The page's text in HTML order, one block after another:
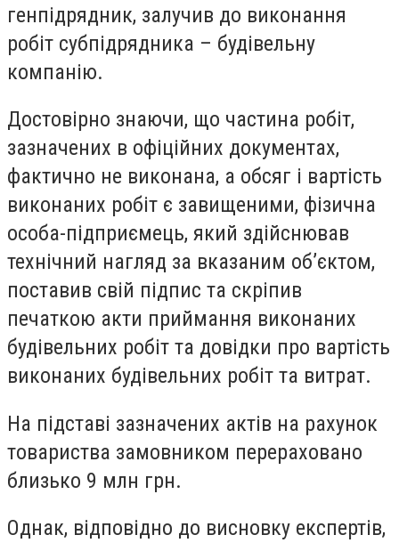
генпідрядник, залучив до виконання
робіт субпідрядника – будівельну
компанію.
Достовірно знаючи, що частина робіт,
зазначених в офіційних документах,
фактично не виконана, а обсяг і вартість
виконаних робіт є завищеними, фізична
особа-підприємець, який здійснював
технічний нагляд за вказаним об’єктом,
поставив свій підпис та скріпив
печаткою акти приймання виконаних
будівельних робіт та довідки про вартість
виконаних будівельних робіт та витрат.
На підставі зазначених актів на рахунок
товариства замовником перераховано
близько 9 млн грн.
Однак, відповідно до висновку експертів,